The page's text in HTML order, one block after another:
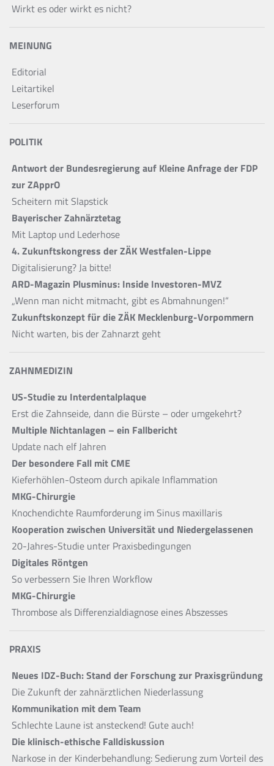
Wirkt es oder wirkt es nicht?
MEINUNG
Editorial
Leitartikel
Leserforum
POLITIK
Antwort der Bundesregierung auf Kleine Anfrage der FDP
zur ZApprO
Scheitern mit Slapstick
Bayerischer Zahnärztetag
Mit Laptop und Lederhose
4. Zukunftskongress der ZÄK Westfalen-Lippe
Digitalisierung? Ja bitte!
ARD-Magazin Plusminus: Inside Investoren-MVZ
„Wenn man nicht mitmacht, gibt es Abmahnungen!“
Zukunftskonzept für die ZÄK Mecklenburg-Vorpommern
Nicht warten, bis der Zahnarzt geht
ZAHNMEDIZIN
US-Studie zu Interdentalplaque
Erst die Zahnseide, dann die Bürste – oder umgekehrt?
Multiple Nichtanlagen – ein Fallbericht
Update nach elf Jahren
Der besondere Fall mit CME
Kieferhöhlen-Osteom durch apikale Inflammation
MKG-Chirurgie
Knochendichte Raumforderung im Sinus maxillaris
Kooperation zwischen Universität und Niedergelassenen
20-Jahres-Studie unter Praxisbedingungen
Digitales Röntgen
So verbessern Sie Ihren Workflow
MKG-Chirurgie
Thrombose als Differenzialdiagnose eines Abszesses
PRAXIS
Neues IDZ-Buch: Stand der Forschung zur Praxisgründung
Die Zukunft der zahnärztlichen Niederlassung
Kommunikation mit dem Team
Schlechte Laune ist ansteckend! Gute auch!
Die klinisch-ethische Falldiskussion
Narkose in der Kinderbehandlung: Sedierung zum Vorteil des